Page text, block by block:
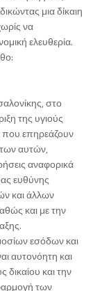
μια δίκαιη
να
ελευθερία.
στο
της υγιούς
που επηρεάζουν
αυτών,
αναφορικά
ευθύνης
και άλλων
και με την
εσόδων και
αυτονόητη και
δικαίου και την
των